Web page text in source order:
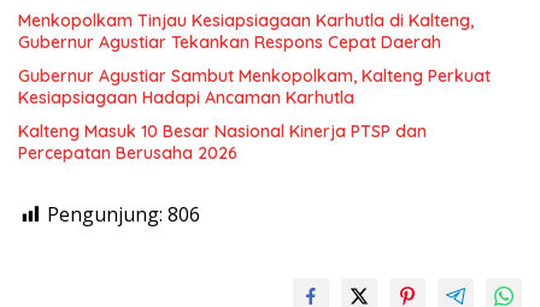
Menkopolkam Tinjau Kesiapsiagaan Karhutla di Kalteng,
Gubernur Agustiar Tekankan Respons Cepat Daerah
Gubernur Agustiar Sambut Menkopolkam, Kalteng Perkuat
Kesiapsiagaan Hadapi Ancaman Karhutla
Kalteng Masuk 10 Besar Nasional Kinerja PTSP dan
Percepatan Berusaha 2026
Pengunjung: 806